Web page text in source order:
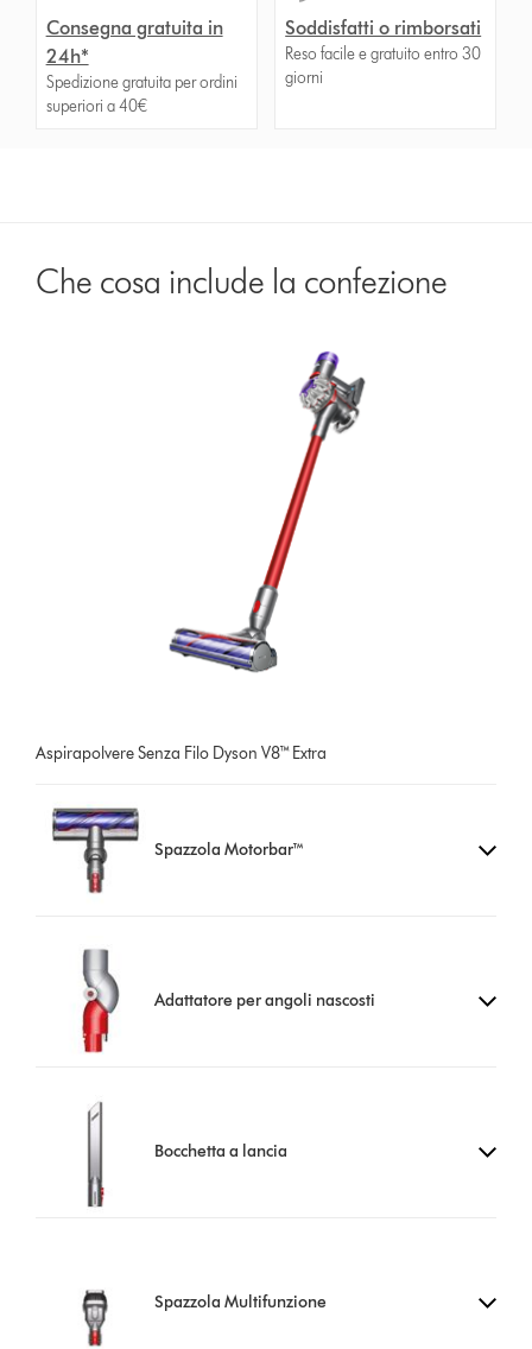
Consegna gratuita in
24h*
Spedizione gratuita per ordini
superiori a 40€
Soddisfatti o rimborsati
Reso facile e gratuito entro 30
giorni
Che cosa include la confezione
Aspirapolvere Senza Filo Dyson V8™ Extra
Spazzola Motorbar™
Adattatore per angoli nascosti
Bocchetta a lancia
Spazzola Multifunzione